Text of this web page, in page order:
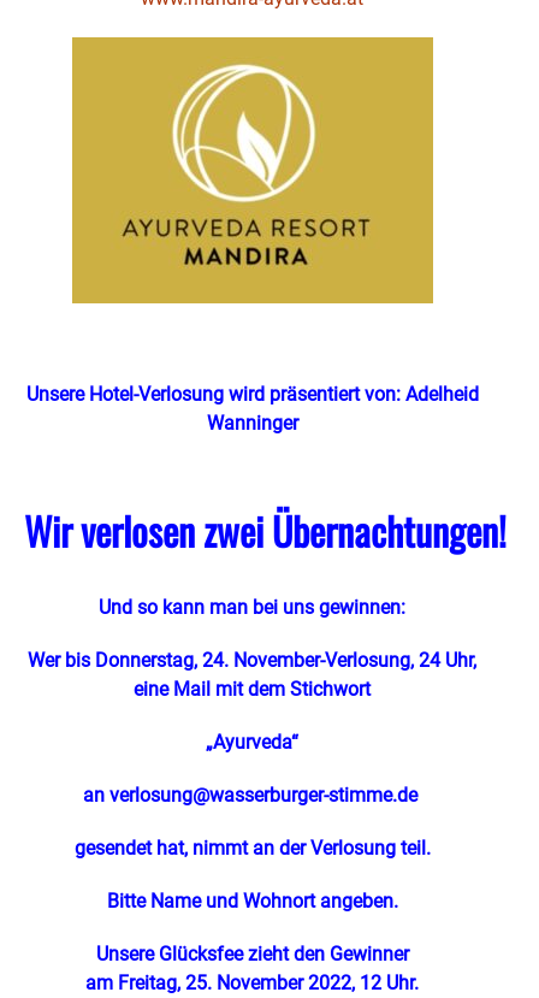
Unsere Hotel-Verlosung wird präsentiert von: Adelheid
Wanninger
Wir verlosen zwei Übernachtungen!
Und so kann man bei uns gewinnen:
Wer bis Donnerstag, 24. November-Verlosung, 24 Uhr,
eine Mail mit dem Stichwort
„Ayurveda“
an verlosung@wasserburger-stimme.de
gesendet hat, nimmt an der Verlosung teil.
Bitte Name und Wohnort angeben.
Unsere Glücksfee zieht den Gewinner
am Freitag, 25. November 2022, 12 Uhr.